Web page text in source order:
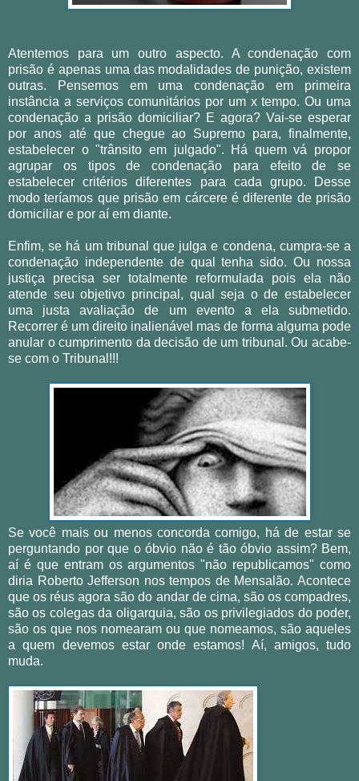
Atentemos para um outro aspecto. A condenação com
prisão é apenas uma das modalidades de punição, existem
outras. Pensemos em uma condenação em primeira
instância a serviços comunitários por um x tempo. Ou uma
condenação a prisão domiciliar? E agora? Vai-se esperar
por anos até que chegue ao Supremo para, finalmente,
estabelecer o "trânsito em julgado". Há quem vá propor
agrupar os tipos de condenação para efeito de se
estabelecer critérios diferentes para cada grupo. Desse
modo teríamos que prisão em cárcere é diferente de prisão
domiciliar e por aí em diante.
Enfim, se há um tribunal que julga e condena, cumpra-se a
condenação independente de qual tenha sido. Ou nossa
justiça precisa ser totalmente reformulada pois ela não
atende seu objetivo principal, qual seja o de estabelecer
uma justa avaliação de um evento a ela submetido.
Recorrer é um direito inalienável mas de forma alguma pode
anular o cumprimento da decisão de um tribunal. Ou acabe-
se com o Tribunal!!!
Se você mais ou menos concorda comigo, há de estar se
perguntando por que o óbvio não é tão óbvio assim? Bem,
aí é que entram os argumentos "não republicamos" como
diria Roberto Jefferson nos tempos de Mensalão. Acontece
que os réus agora são do andar de cima, são os compadres,
são os colegas da oligarquia, são os privilegiados do poder,
são os que nos nomearam ou que nomeamos, são aqueles
a quem devemos estar onde estamos! Aí, amigos, tudo
muda.